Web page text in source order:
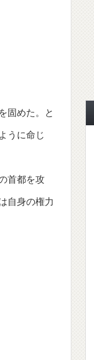
固めた。と
うに命じ
首都を攻
自身の権力